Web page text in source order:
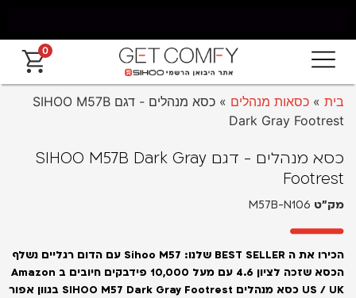
משלוח חינם מאילת עד החרמון עד 5 ימי עסקים
0
בית » כסאות מנהלים »
כסא מנהלים - דגם SIHOO M57B
Dark Gray Footrest
כסא מנהלים - דגם SIHOO M57B Dark Gray
Footrest
מק״ט M57B-N106
הכירו את ה BEST SELLER שלנו:
Sihoo M57 עם הדום רגליים נשלף
הכסא שזכה לציון 4.6 עם מעל 10,000 פידבקים חיובים ב Amazon
US / UK
כסא מנהלים SIHOO M57 Dark Gray Footrest בגוון אפור